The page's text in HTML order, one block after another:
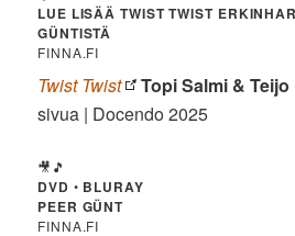
LUE LISÄÄ TWIST TWIST
GÜNTISTÄ
FINNA.FI
Twist Twist Topi Salmi &
sivua | Docendo 2025
🎥🎵
DVD • BLURAY
PEER GÜNT
FINNA.FI